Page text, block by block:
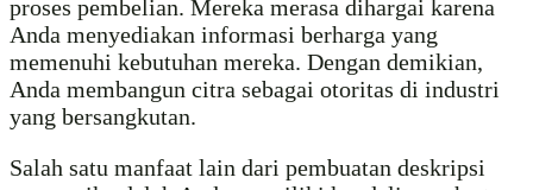
proses pembelian. Mereka merasa dihargai karena
Anda menyediakan informasi berharga yang
memenuhi kebutuhan mereka. Dengan demikian,
Anda membangun citra sebagai otoritas di industri
yang bersangkutan.
Salah satu manfaat lain dari pembuatan deskripsi